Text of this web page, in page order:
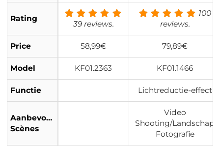
zle Serie
Rating
39 reviews.
100
reviews.
Price 58,99€ 79,89€
Model KF01.2363 KF01.1466
Functie Lichtreductie-effect
Aanbevolen
Scènes
Video
Shooting/Landschap
Fotografie